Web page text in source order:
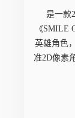
是一款
《SMILE
英雄角色
准2D像素